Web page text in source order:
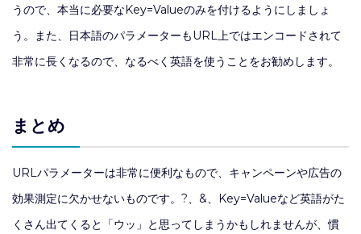
うので、本当に必要なKey=Valueのみを付けるようにしましょ
う。また、日本語のパラメーターもURL上ではエンコードされて
非常に長くなるので、なるべく英語を使うことをお勧めします。
まとめ
URLパラメーターは非常に便利なもので、キャンペーンや広告の
効果測定に欠かせないものです。?、&、Key=Valueなど英語がた
くさん出てくると「ウッ」と思ってしまうかもしれませんが、慣